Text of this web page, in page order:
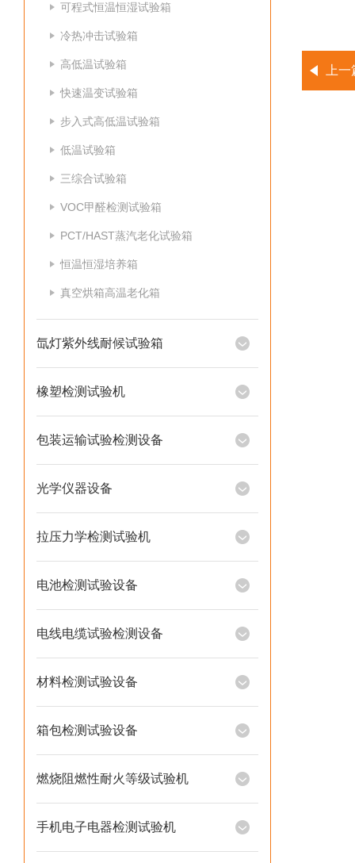
可程式恒温恒湿试验箱
冷热冲击试验箱
高低温试验箱
快速温变试验箱
步入式高低温试验箱
低温试验箱
三综合试验箱
VOC甲醛检测试验箱
PCT/HAST蒸汽老化试验箱
恒温恒湿培养箱
真空烘箱高温老化箱
氙灯紫外线耐候试验箱
橡塑检测试验机
包装运输试验检测设备
光学仪器设备
拉压力学检测试验机
电池检测试验设备
电线电缆试验检测设备
材料检测试验设备
箱包检测试验设备
燃烧阻燃性耐火等级试验机
手机电子电器检测试验机
上